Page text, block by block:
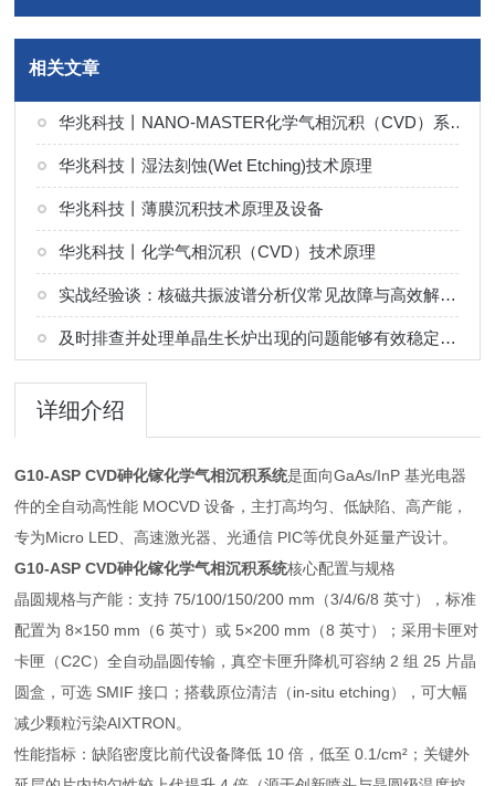
相关文章
华兆科技丨NANO-MASTER化学气相沉积（CVD）系统解决方案
华兆科技丨湿法刻蚀(Wet Etching)技术原理
华兆科技丨薄膜沉积技术原理及设备
华兆科技丨化学气相沉积（CVD）技术原理
实战经验谈：核磁共振波谱分析仪常见故障与高效解决技巧
及时排查并处理单晶生长炉出现的问题能够有效稳定晶体生长环境
详细介绍
G10-ASP CVD砷化镓化学气相沉积系统是面向GaAs/InP 基光电器
件的全自动高性能 MOCVD 设备，主打高均匀、低缺陷、高产能，
专为Micro LED、高速激光器、光通信 PIC等优良外延量产设计。
G10-ASP CVD砷化镓化学气相沉积系统核心配置与规格
晶圆规格与产能：支持 75/100/150/200 mm（3/4/6/8 英寸），标准
配置为 8×150 mm（6 英寸）或 5×200 mm（8 英寸）；采用卡匣对
卡匣（C2C）全自动晶圆传输，真空卡匣升降机可容纳 2 组 25 片晶
圆盒，可选 SMIF 接口；搭载原位清洁（in-situ etching），可大幅
减少颗粒污染AIXTRON。
性能指标：缺陷密度比前代设备降低 10 倍，低至 0.1/cm²；关键外